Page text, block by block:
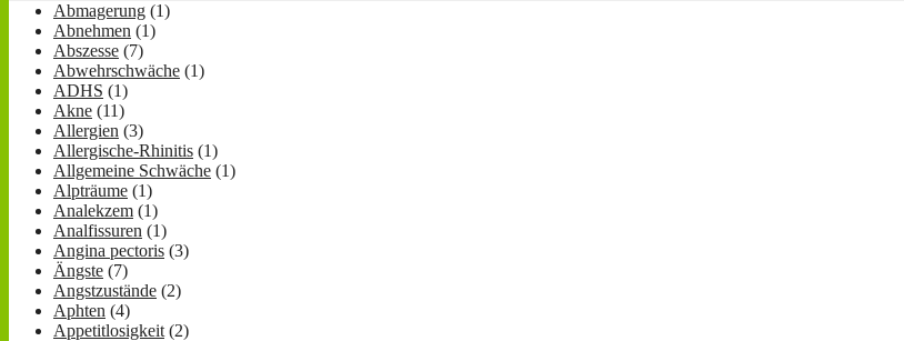
Abmagerung (1)
Abnehmen (1)
Abszesse (7)
Abwehrschwäche (1)
ADHS (1)
Akne (11)
Allergien (3)
Allergische-Rhinitis (1)
Allgemeine Schwäche (1)
Alpträume (1)
Analekzem (1)
Analfissuren (1)
Angina pectoris (3)
Ängste (7)
Angstzustände (2)
Aphten (4)
Appetitlosigkeit (2)